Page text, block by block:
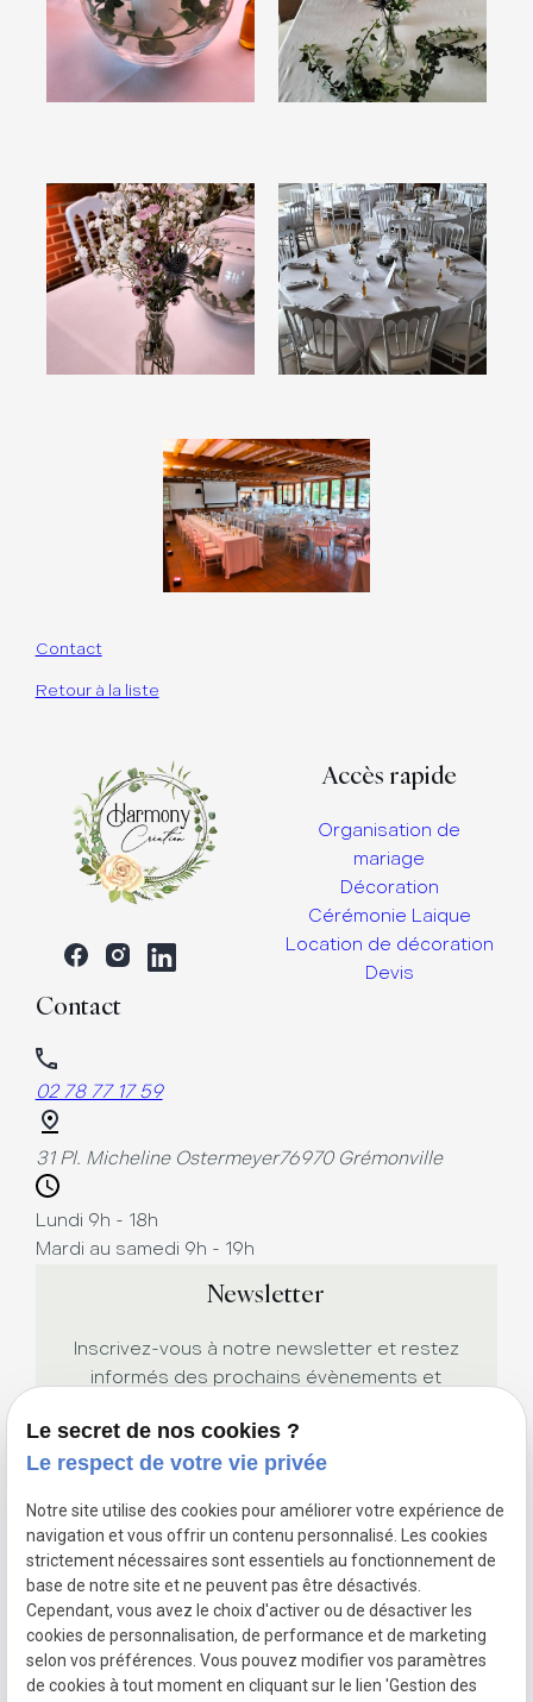
Contact
Retour à la liste
Accès rapide
Organisation de
mariage
Décoration
Cérémonie Laique
Location de décoration
Devis
Contact
02 78 77 17 59
31 Pl. Micheline Ostermeyer76970 Grémonville
Lundi 9h - 18h
Mardi au samedi 9h - 19h
Newsletter
Inscrivez-vous à notre newsletter et restez
informés des prochains évènements et
Mentions légales
Politique de
confidentialité
Siret :
52988083300015
Le secret de nos cookies ?
Le respect de votre vie privée
Notre site utilise des cookies pour améliorer votre expérience de
navigation et vous offrir un contenu personnalisé. Les cookies
strictement nécessaires sont essentiels au fonctionnement de
base de notre site et ne peuvent pas être désactivés.
Cependant, vous avez le choix d'activer ou de désactiver les
cookies de personnalisation, de performance et de marketing
selon vos préférences. Vous pouvez modifier vos paramètres
de cookies à tout moment en cliquant sur le lien 'Gestion des